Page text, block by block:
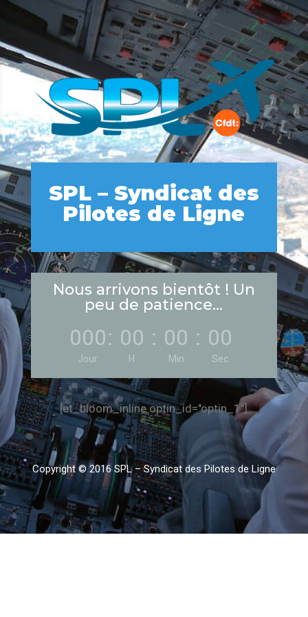
SPL – Syndicat des
Pilotes de Ligne
Nous arrivons bientôt ! Un
peu de patience...
000
Jour
: 00
H
: 00
Min
: 00
Sec
[et_bloom_inline optin_id="optin_1"]
Copyright © 2016 SPL – Syndicat des Pilotes de Ligne